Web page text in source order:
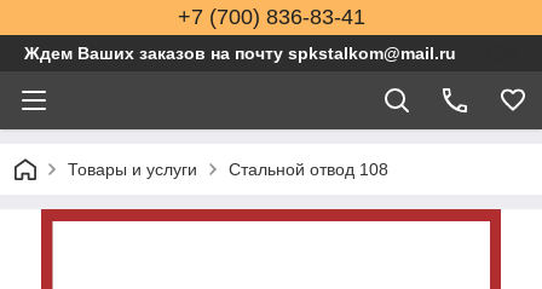
+7 (700) 836-83-41
Ждем Ваших заказов на почту spkstalkom@mail.ru
Товары и услуги Стальной отвод 108